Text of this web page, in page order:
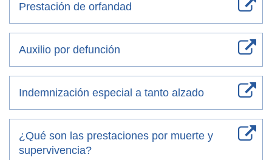
Prestación de orfandad
Auxilio por defunción
Indemnización especial a tanto alzado
¿Qué son las prestaciones por muerte y
supervivencia?